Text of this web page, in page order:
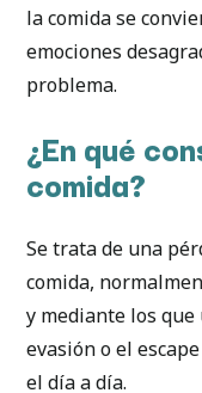
la comida se
emociones
problema.
¿En qué
comida?
Se trata de una
comida,
y mediante los
evasión o el
el día a día.